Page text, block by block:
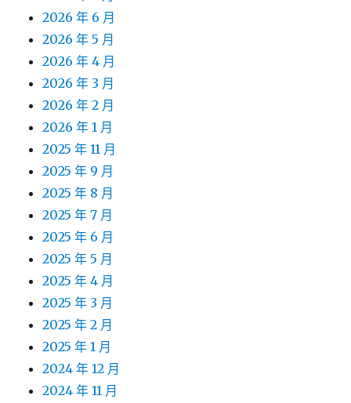
2026 年 6 月
2026 年 5 月
2026 年 4 月
2026 年 3 月
2026 年 2 月
2026 年 1 月
2025 年 11 月
2025 年 9 月
2025 年 8 月
2025 年 7 月
2025 年 6 月
2025 年 5 月
2025 年 4 月
2025 年 3 月
2025 年 2 月
2025 年 1 月
2024 年 12 月
2024 年 11 月